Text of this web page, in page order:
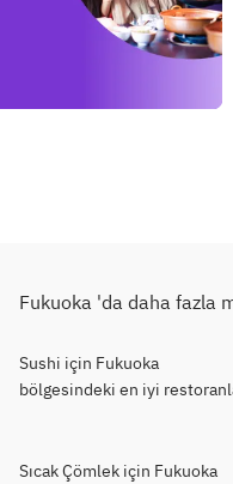
Fukuoka 'da daha fazla
Sushi için Fukuoka
bölgesindeki en iyi
Sıcak Çömlek için Fukuoka